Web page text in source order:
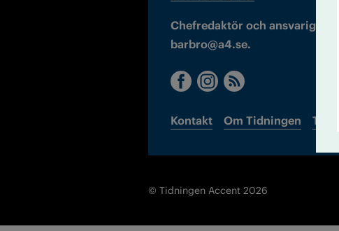
Chefredaktör och ansvarig
barbro@a4.se.
Kontakt Om Tidningen
© Tidningen Accent 2026